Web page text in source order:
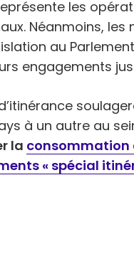
les
Néanmoins,
au
engagements
à un autre au sein
la consommation
« spécial